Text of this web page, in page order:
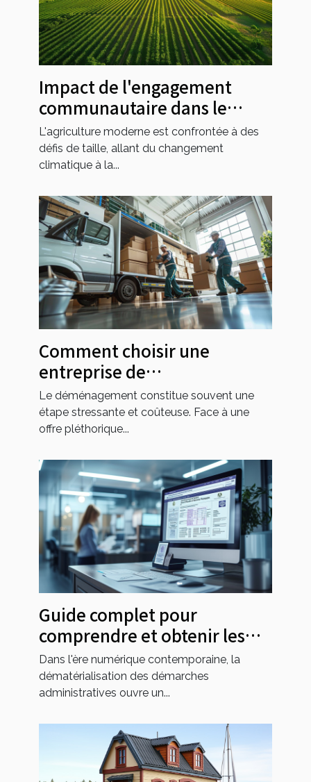
Impact de l'engagement
communautaire dans le
développement agricole
moderne
L'agriculture moderne est confrontée à des
défis de taille, allant du changement
climatique à la...
Comment choisir une
entreprise de
déménagement économique
et fiable
Le déménagement constitue souvent une
étape stressante et coûteuse. Face à une
offre pléthorique...
Guide complet pour
comprendre et obtenir les
documents officiels des
entreprises en ligne
Dans l'ère numérique contemporaine, la
dématérialisation des démarches
administratives ouvre un...